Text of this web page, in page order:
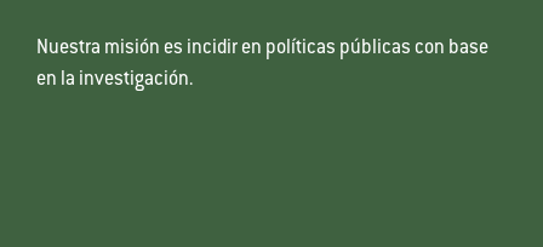
Nuestra misión es incidir en políticas públicas con base
en la investigación.